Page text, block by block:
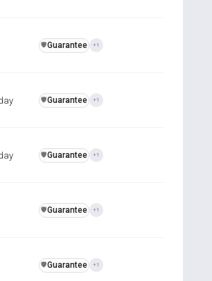
️🛡️Guarantee +1
️🛡️Guarantee +1
️🛡️Guarantee +1
️🛡️Guarantee +1
️🛡️Guarantee +1